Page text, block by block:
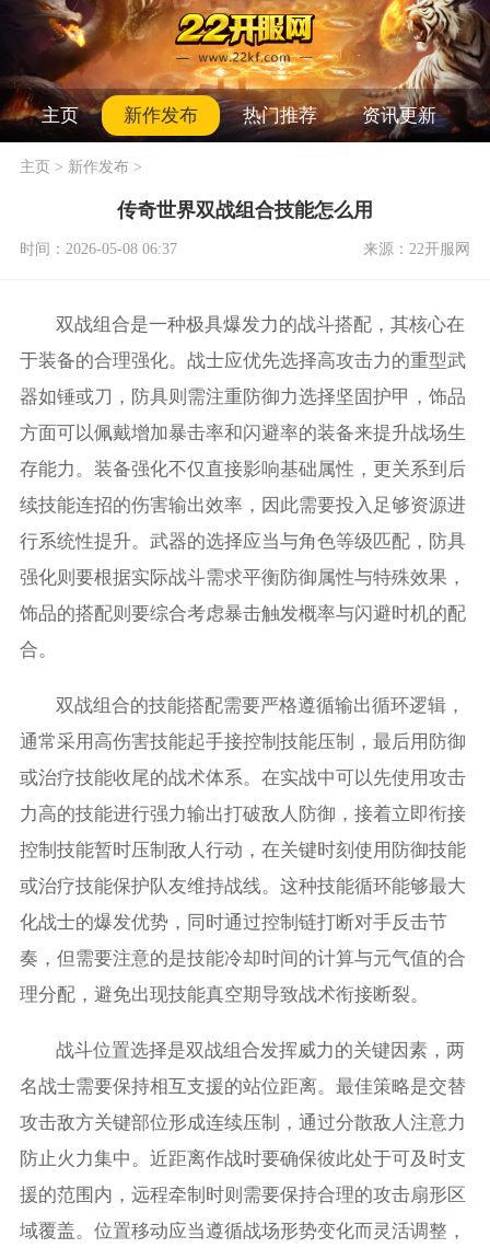
主页 新作发布 热门推荐 资讯更新
主页> 新作发布>
传奇世界双战组合技能怎么用
时间：2026-05-08 06:37 来源：22开服网
双战组合是一种极具爆发力的战斗搭配，其核心在
于装备的合理强化。战士应优先选择高攻击力的重型武
器如锤或刀，防具则需注重防御力选择坚固护甲，饰品
方面可以佩戴增加暴击率和闪避率的装备来提升战场生
存能力。装备强化不仅直接影响基础属性，更关系到后
续技能连招的伤害输出效率，因此需要投入足够资源进
行系统性提升。武器的选择应当与角色等级匹配，防具
强化则要根据实际战斗需求平衡防御属性与特殊效果，
饰品的搭配则要综合考虑暴击触发概率与闪避时机的配
合。
双战组合的技能搭配需要严格遵循输出循环逻辑，
通常采用高伤害技能起手接控制技能压制，最后用防御
或治疗技能收尾的战术体系。在实战中可以先使用攻击
力高的技能进行强力输出打破敌人防御，接着立即衔接
控制技能暂时压制敌人行动，在关键时刻使用防御技能
或治疗技能保护队友维持战线。这种技能循环能够最大
化战士的爆发优势，同时通过控制链打断对手反击节
奏，但需要注意的是技能冷却时间的计算与元气值的合
理分配，避免出现技能真空期导致战术衔接断裂。
战斗位置选择是双战组合发挥威力的关键因素，两
名战士需要保持相互支援的站位距离。最佳策略是交替
攻击敌方关键部位形成连续压制，通过分散敌人注意力
防止火力集中。近距离作战时要确保彼此处于可及时支
援的范围内，远程牵制时则需要保持合理的攻击扇形区
域覆盖。位置移动应当遵循战场形势变化而灵活调整，